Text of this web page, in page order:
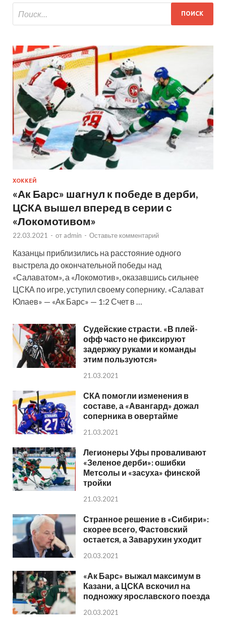
ХОККЕЙ
«Ак Барс» шагнул к победе в дерби,
ЦСКА вышел вперед в серии с
«Локомотивом»
22.03.2021 - от admin - Оставьте комментарий
Казанцы приблизились на расстояние одного
выстрела до окончательной победы над
«Салаватом», а «Локомотив», оказавшись сильнее
ЦСКА по игре, уступил своему сопернику. «Салават
Юлаев» — «Ак Барс» — 1:2 Счет в …
Судейские страсти. «В плей-
офф часто не фиксируют
задержку руками и команды
этим пользуются»
21.03.2021
СКА помогли изменения в
составе, а «Авангард» дожал
соперника в овертайме
21.03.2021
Легионеры Уфы проваливают
«Зеленое дерби»: ошибки
Метсолы и «засуха» финской
тройки
21.03.2021
Странное решение в «Сибири»:
скорее всего, Фастовский
остается, а Заварухин уходит
20.03.2021
«Ак Барс» выжал максимум в
Казани, а ЦСКА вскочил на
подножку ярославского поезда
20.03.2021